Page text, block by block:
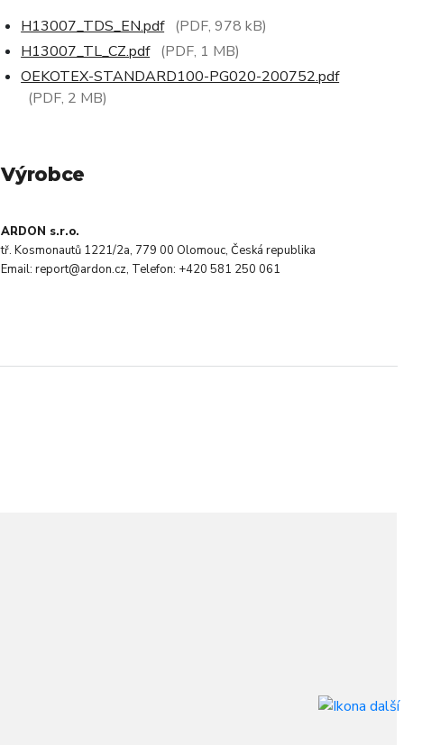
H13007_TDS_EN.pdf (PDF, 978 kB)
H13007_TL_CZ.pdf (PDF, 1 MB)
OEKOTEX-STANDARD100-PG020-200752.pdf
(PDF, 2 MB)
Výrobce
ARDON s.r.o.
tř. Kosmonautů 1221/2a, 779 00 Olomouc, Česká republika
Email: report@ardon.cz, Telefon: +420 581 250 061